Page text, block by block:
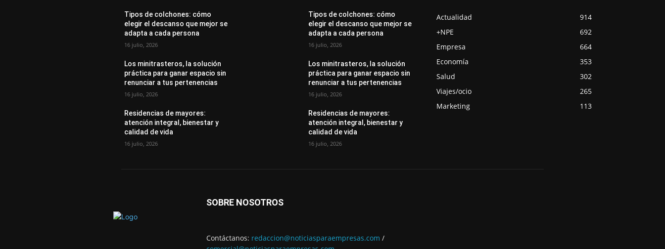
Tipos de colchones: cómo
elegir el descanso que mejor se
adapta a cada persona
16 julio, 2026
Los minitrasteros, la solución
práctica para ganar espacio sin
renunciar a tus pertenencias
16 julio, 2026
Residencias de mayores:
atención integral, bienestar y
calidad de vida
16 julio, 2026
Tipos de colchones: cómo
elegir el descanso que mejor se
adapta a cada persona
16 julio, 2026
Los minitrasteros, la solución
práctica para ganar espacio sin
renunciar a tus pertenencias
16 julio, 2026
Residencias de mayores:
atención integral, bienestar y
calidad de vida
16 julio, 2026
Actualidad
914
+NPE
692
Empresa
664
Economía
353
Salud
302
Viajes/ocio
265
Marketing
113
SOBRE NOSOTROS
Contáctanos: redaccion@noticiasparaempresas.com /